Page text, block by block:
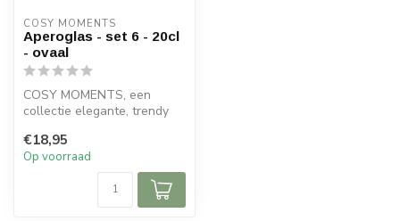
COSY MOMENTS
Aperoglas - set 6 - 20cl
- ovaal
COSY MOMENTS, een
collectie elegante, trendy
horecakwalit...
€18,95
Op voorraad